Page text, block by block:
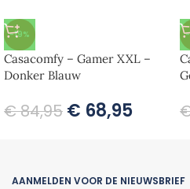
-19%
Casacomfy – Gamer XXL –
Donker Blauw
€84,95 € 68,95
-
AANMELDEN VOOR DE NIEUWSBRIEF